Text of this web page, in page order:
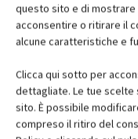
questo sito e di mostrare
acconsentire o ritirare il
alcune caratteristiche e
Clicca qui sotto per
dettagliate. Le tue scelte
sito. È possibile
compreso il ritiro del